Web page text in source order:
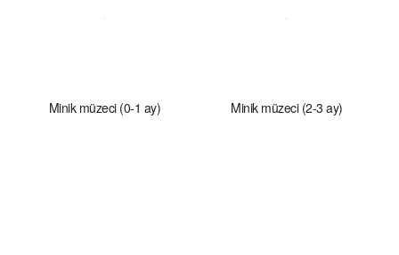
Minik müzeci (0-1 ay) Minik müzeci (2-3 ay)